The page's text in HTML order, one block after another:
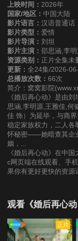
第13集
第16集
第19集
第22集
上映时间： 2026年
国家/地区： 中国大陆
影片语言： 汉语普通话
影片类型： 爱情
影片导演： 刘坦
影片主演： 邵思涵,李
资源类别： 正片全集未
更新： 全24集/2026-
总播放次数： 66次
简介：窝窝影院
《婚后再心动》是由
思涵,李明源,王雅佳,何
佳 饰）为延毕，与商
稳定家族权力，二人各
怀秘密——她暗查其企
姻，...
《婚后再心动》在中
c网页端在线观看、手
果你有更好更快的资源
观看《婚后再心
正片